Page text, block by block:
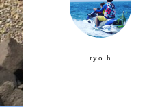
ryo.h